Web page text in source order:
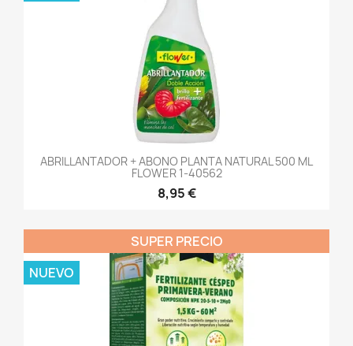
ABRILLANTADOR + ABONO PLANTA NATURAL 500 ML
FLOWER 1-40562
8,95 €
SUPER PRECIO
NUEVO